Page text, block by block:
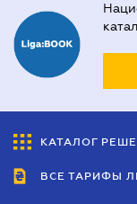
КАТАЛОГ
ВСЕ ТАРИФЫ